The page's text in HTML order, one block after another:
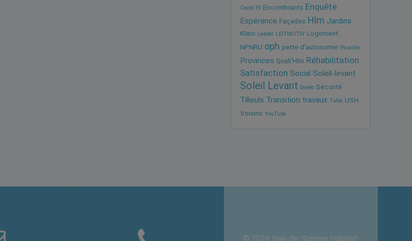
Covid-19 Encombrants Enquête
Espérance Façades Hlm Jardins
Klaro Leader LEITMOTIV Logement
NPNRU oph perte d'autonomie Picardie
Provinces Quali'Hlm Réhabilitation
Satisfaction Social Soleil-levant
Soleil Levant Synéo Sécurité
Tilleuls Transition travaux Tutos USH
Voisins YouTube
© 2026 Baie de Somme Habitat.